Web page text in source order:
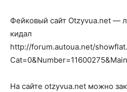
Фейковый сайт Otzyvua.net —
кидал
http://forum.autoua.net/
На сайте otzyvua.net можно